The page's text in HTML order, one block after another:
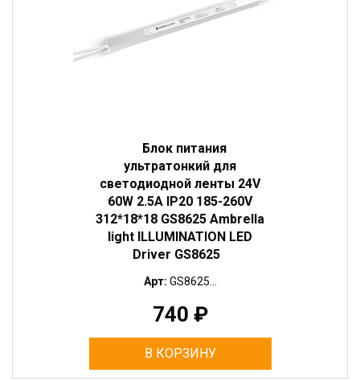
Блок питания
ультратонкий для
светодиодной ленты 24V
60W 2.5A IP20 185-260V
312*18*18 GS8625 Ambrella
light ILLUMINATION LED
Driver GS8625
Арт: GS8625...
740 ₽
В КОРЗИНУ